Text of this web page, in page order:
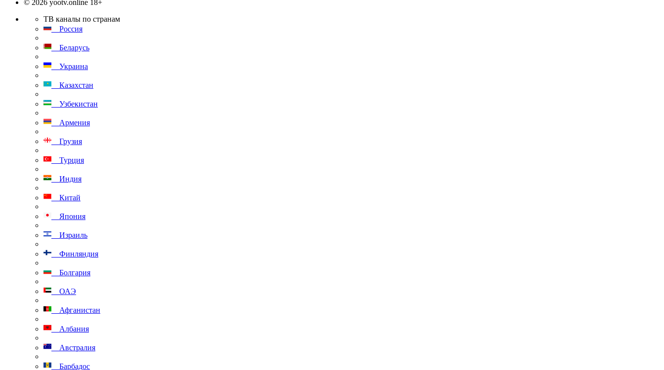
© 2026 yootv.online 18+
ТВ каналы по странам
Россия
Беларусь
Украина
Казахстан
Узбекистан
Армения
Грузия
Турция
Индия
Китай
Япония
Израиль
Финляндия
Болгария
ОАЭ
Афганистан
Албания
Австралия
Барбадос